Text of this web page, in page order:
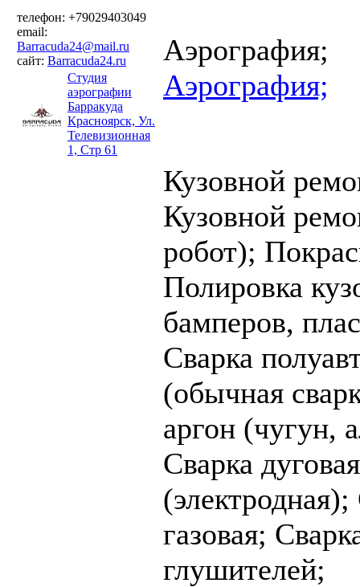
телефон: +79029403049
email:
Barracuda24@mail.ru
сайт: Barracuda24.ru
Студия
аэрографии
Барракуда
Красноярск, Ул.
Телевизионная
1, Стр 61
Аэрография;
Аэрография;
Кузовной
Кузовной
робот);
Полировка
бамперов,
Cварка
(обычная
аргон (чугун,
Cварка дуговая
(электродная);
газовая;
глушителей;